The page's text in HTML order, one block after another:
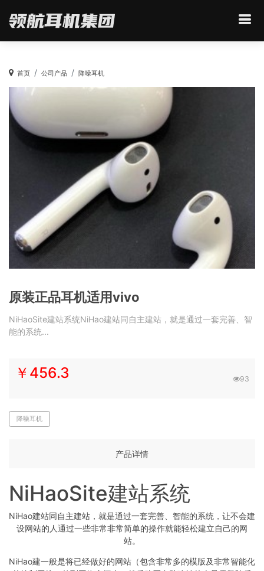
首页 公司产品 降噪耳机
原装正品耳机适用vivo
NiHaoSite建站系统NiHao建站同自主建站，就是通过一套完善、智
能的系统...
￥456.3 93
降噪耳机
产品详情
NiHaoSite建站系统
NiHao建站同自主建站，就是通过一套完善、智能的系统，让不会建
设网站的人通过一些非常非常简单的操作就能轻松建立自己的网
站。
NiHao建一般是将已经做好的网站（包含非常多的模版及非常智能化